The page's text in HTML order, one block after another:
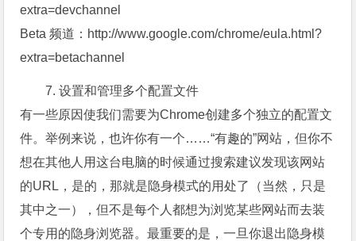
extra=devchannel
Beta 频道：http://www.google.com/chrome/eula.html?
extra=betachannel
7. 设置和管理多个配置文件
有一些原因使我们需要为Chrome创建多个独立的配置文
件。举例来说，也许你有一个……“有趣的”网站，但你不
想在其他人用这台电脑的时候通过搜索建议发现该网站
的URL，是的，那就是隐身模式的用处了（当然，只是
其中之一），但不是每个人都想为浏览某些网站而去装
个专用的隐身浏览器。最重要的是，一旦你退出隐身模